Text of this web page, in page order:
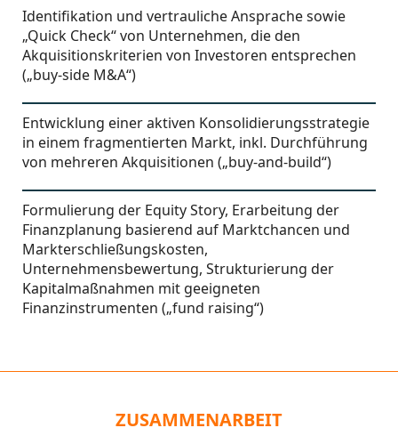
Identifikation und vertrauliche Ansprache sowie
„Quick Check“ von Unternehmen, die den
Akquisitionskriterien von Investoren entsprechen
(„buy-side M&A“)
Entwicklung einer aktiven Konsolidierungsstrategie
in einem fragmentierten Markt, inkl. Durchführung
von mehreren Akquisitionen („buy-and-build“)
Formulierung der Equity Story, Erarbeitung der
Finanzplanung basierend auf Marktchancen und
Markterschließungskosten,
Unternehmensbewertung, Strukturierung der
Kapitalmaßnahmen mit geeigneten
Finanzinstrumenten („fund raising“)
ZUSAMMENARBEIT